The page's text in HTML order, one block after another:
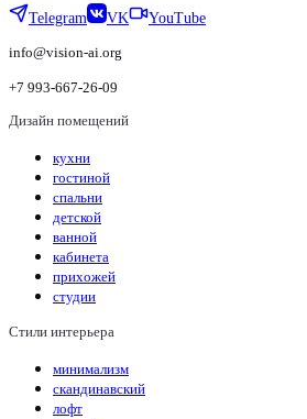
Telegram VK YouTube
info@vision-ai.org
+7 993-667-26-09
Дизайн помещений
кухни
гостиной
спальни
детской
ванной
кабинета
прихожей
студии
Стили интерьера
минимализм
скандинавский
лофт